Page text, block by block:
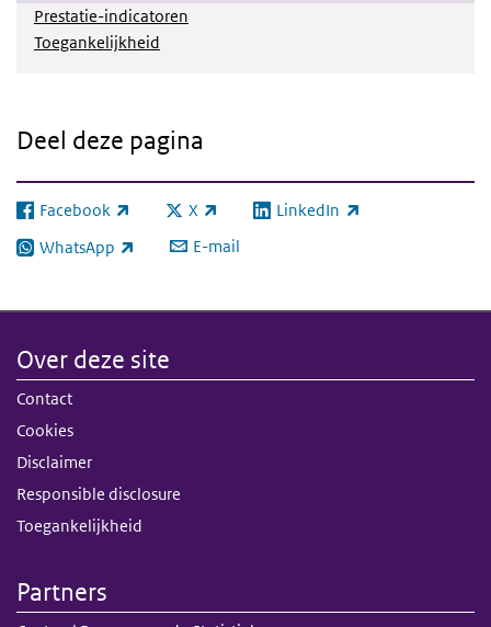
Prestatie-indicatoren
Toegankelijkheid
Deel deze pagina
Facebook
(externe link) X
(externe link) LinkedIn
(externe link)
WhatsApp
(externe link) E-mail
Over deze site
Contact
Cookies
Disclaimer
Responsible disclosure
Toegankelijkheid
Partners